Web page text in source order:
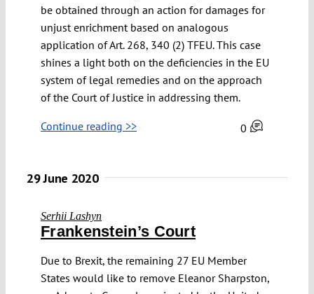
be obtained through an action for damages for
unjust enrichment based on analogous
application of Art. 268, 340 (2) TFEU. This case
shines a light both on the deficiencies in the EU
system of legal remedies and on the approach
of the Court of Justice in addressing them.
Continue reading >> 0
29 June 2020
Serhii Lashyn
Frankenstein’s Court
Due to Brexit, the remaining 27 EU Member
States would like to remove Eleanor Sharpston,